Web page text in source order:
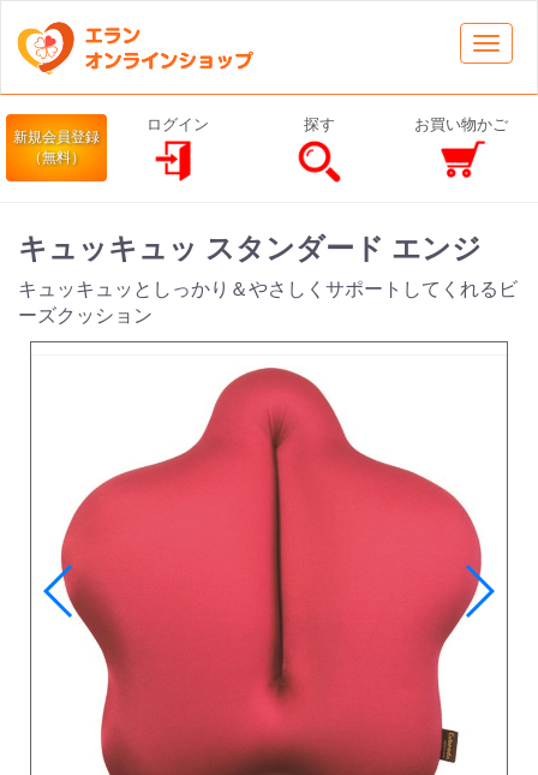
新規会員登録
（無料）
ログイン 探す お買い物かご
キュッキュッ スタンダード エンジ
キュッキュッとしっかり＆やさしくサポートしてくれるビ
ーズクッション